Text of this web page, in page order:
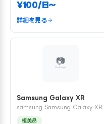
¥100/日〜
詳細を見る
Samsung Galaxy XR
samsung Samsung Galaxy XR
極美品